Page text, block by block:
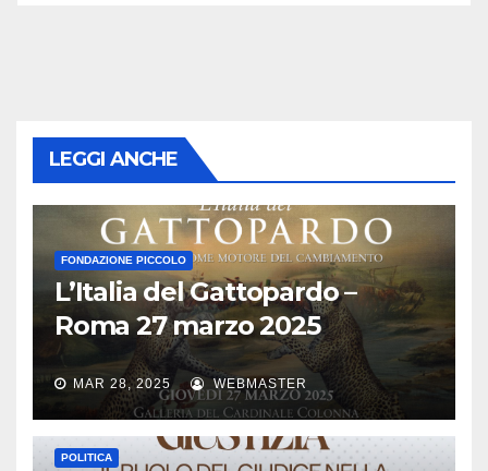
LEGGI ANCHE
FONDAZIONE PICCOLO
L’Italia del Gattopardo –
Roma 27 marzo 2025
MAR 28, 2025 WEBMASTER
POLITICA